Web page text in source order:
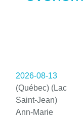
2026-08-13
(Québec) (Lac
Saint-Jean)
Ann-Marie